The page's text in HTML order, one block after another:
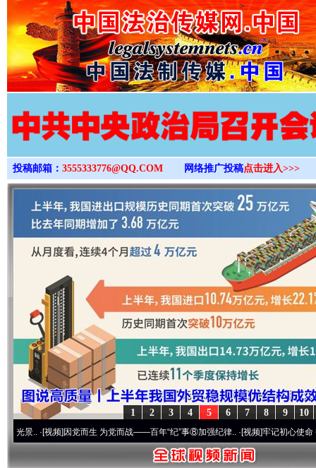
>
投稿邮箱： 3555333776@QQ.COM 网络推广投稿点击进入>>>
10
9
8
7
6
5
4
3
2
1
·[视频]因党而生 为党而战——百年“纪”事⑧加强纪律..·[视频]牢记初心使命 奋进复